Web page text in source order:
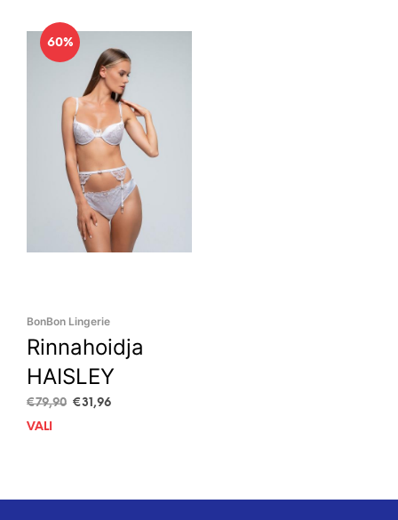
60%
BonBon Lingerie
Rinnahoidja
HAISLEY
€79,90 Algne
€31,96Current
VALI
variants.